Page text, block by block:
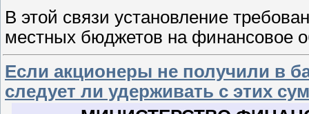
В этой связи установление
местных бюджетов на финансовое
Если акционеры не получили в
следует ли удерживать с этих